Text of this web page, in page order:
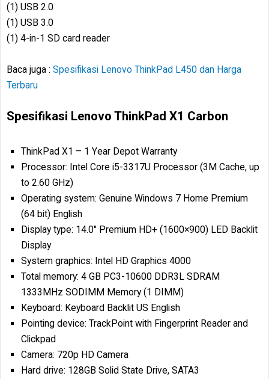
(1) USB 2.0
(1) USB 3.0
(1) 4-in-1 SD card reader
Baca juga : Spesifikasi Lenovo ThinkPad L450 dan Harga
Terbaru
Spesifikasi Lenovo ThinkPad X1 Carbon
ThinkPad X1 – 1 Year Depot Warranty
Processor: Intel Core i5-3317U Processor (3M Cache, up
to 2.60 GHz)
Operating system: Genuine Windows 7 Home Premium
(64 bit) English
Display type: 14.0″ Premium HD+ (1600×900) LED Backlit
Display
System graphics: Intel HD Graphics 4000
Total memory: 4 GB PC3-10600 DDR3L SDRAM
1333MHz SODIMM Memory (1 DIMM)
Keyboard: Keyboard Backlit US English
Pointing device: TrackPoint with Fingerprint Reader and
Clickpad
Camera: 720p HD Camera
Hard drive: 128GB Solid State Drive, SATA3